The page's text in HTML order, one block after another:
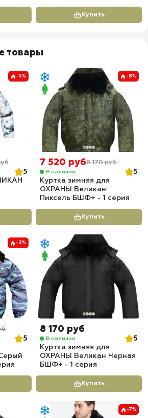
Купить
товары
-5%
5
-8%
7 520 руб8 170 руб
В наличии
5
Куртка зимняя для
ОХРАНЫ Великан
Пиксель БШФ+ - 1 серия
Купить
-3%
5
8 170 руб
В наличии
5
Куртка зимняя для
ОХРАНЫ Великан Черная
БШФ+ - 1 серия
Купить
-7%